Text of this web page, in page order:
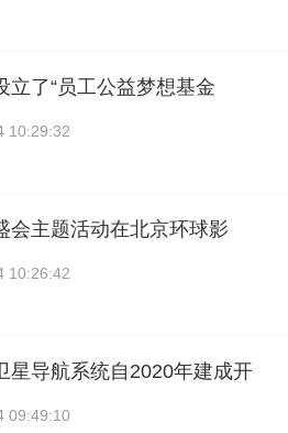
立了“员工公益梦想基金
10:29:32
会主题活动在北京环球影
10:26:42
星导航系统自2020年建成开
09:49:10